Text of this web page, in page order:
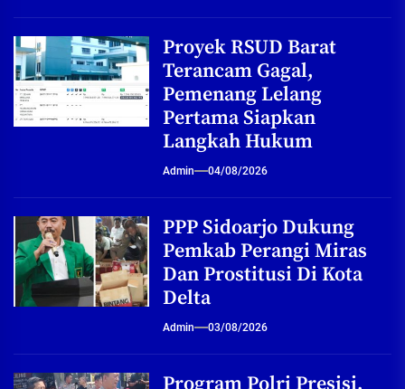
Proyek RSUD Barat
Terancam Gagal,
Pemenang Lelang
Pertama Siapkan
Langkah Hukum
Admin 04/08/2026
PPP Sidoarjo Dukung
Pemkab Perangi Miras
Dan Prostitusi Di Kota
Delta
Admin 03/08/2026
Program Polri Presisi,